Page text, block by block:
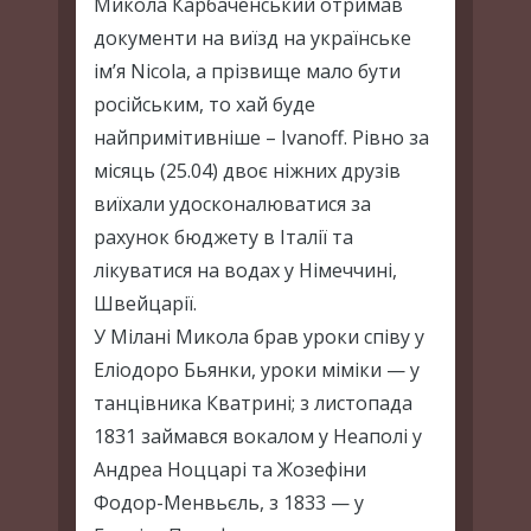
документи на виїзд на українське
ім’я Nicola, а прізвище мало бути
російським, то хай буде
найпримітивніше – Ivanoff. Рівно за
місяць (25.04) двоє ніжних друзів
виїхали удосконалюватися за
рахунок бюджету в Італії та
лікуватися на водах у Німеччині,
Швейцарії.
У Мілані Микола брав уроки співу у
Еліодоро Бьянки, уроки міміки — у
танцівника Кватрині; з листопада
1831 займався вокалом у Неаполі у
Андреа Ноццарі та Жозефіни
Фодор-Менвьєль, з 1833 — у